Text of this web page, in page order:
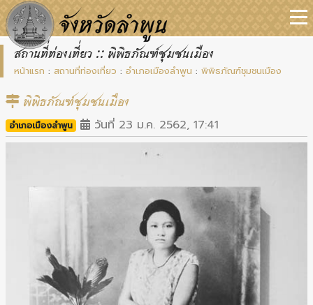
สถานที่ท่องเที่ยว :: พิพิธภัณฑ์ชุมชนเมือง
หน้าแรก : สถานที่ท่องเที่ยว : อำเภอเมืองลำพูน : พิพิธภัณฑ์ชุมชนเมือง
พิพิธภัณฑ์ชุมชนเมือง
อำเภอเมืองลำพูน วันที่ 23 ม.ค. 2562, 17:41